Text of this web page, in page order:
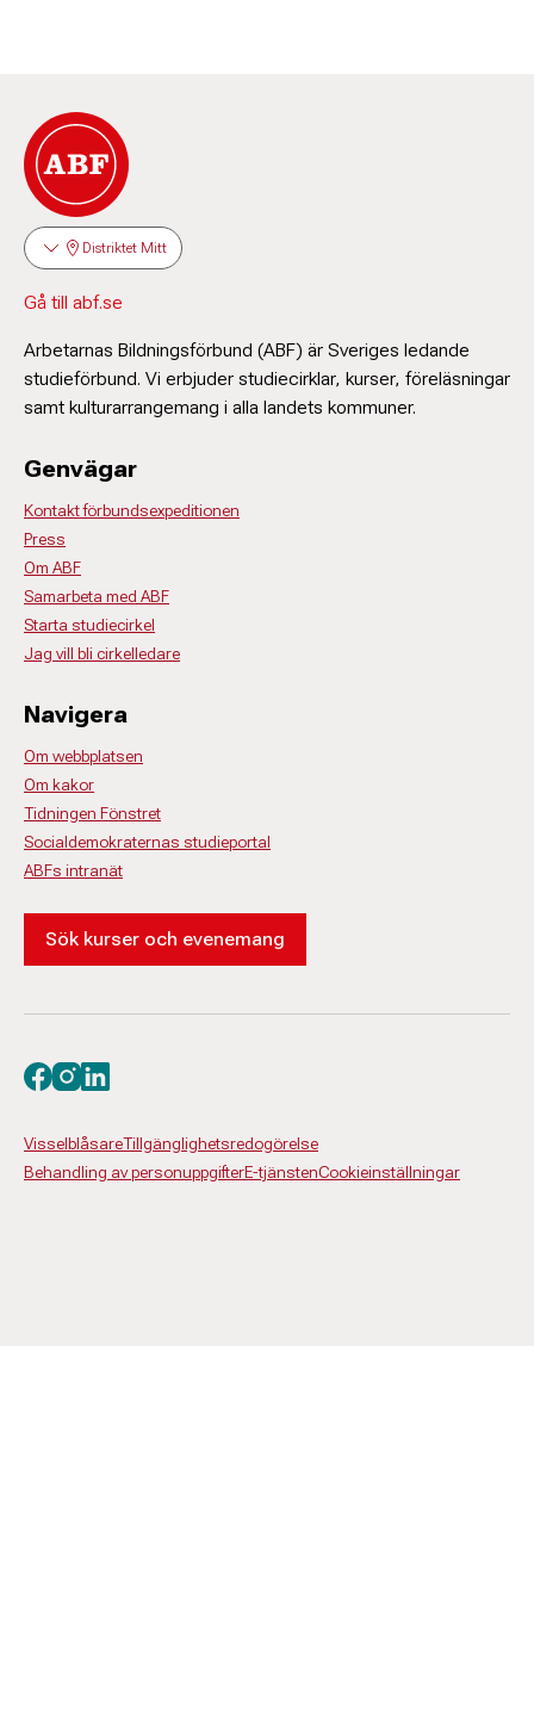
Distriktet Mitt
Gå till abf.se
Arbetarnas Bildningsförbund (ABF) är Sveriges ledande
studieförbund. Vi erbjuder studiecirklar, kurser, föreläsningar
samt kulturarrangemang i alla landets kommuner.
Genvägar
Kontakt förbundsexpeditionen
Press
Om ABF
Samarbeta med ABF
Starta studiecirkel
Jag vill bli cirkelledare
Navigera
Om webbplatsen
Om kakor
Tidningen Fönstret
Socialdemokraternas studieportal
ABFs intranät
Sök kurser och evenemang
VisselblåsareTillgänglighetsredogörelse
Behandling av personuppgifterE-tjänstenCookieinställningar
Besök oss på facebook
Besök oss på instagram
Besök oss på linkedin